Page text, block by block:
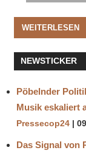
WEITERLESEN
NEWSTICKER
Pöbelnder
Musik eskaliert
Pressecop24
Das Signal von